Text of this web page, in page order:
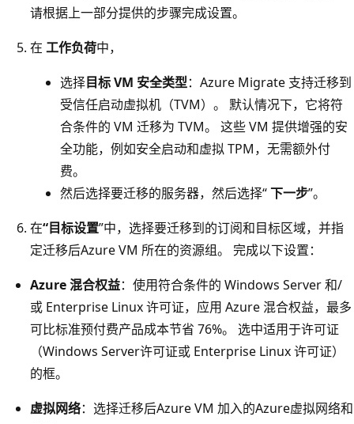
请根据上一部分提供的步骤完成设置。
在 工作负荷中，
选择目标 VM 安全类型：Azure Migrate 支持迁移到
受信任启动虚拟机（TVM）。 默认情况下，它将符
合条件的 VM 迁移为 TVM。 这些 VM 提供增强的安
全功能，例如安全启动和虚拟 TPM，无需额外付
费。
然后选择要迁移的服务器，然后选择“下一步”。
在“目标设置”中，选择要迁移到的订阅和目标区域，并指
定迁移后Azure VM 所在的资源组。 完成以下设置：
Azure 混合权益：使用符合条件的 Windows Server 和/
或 Enterprise Linux 许可证，应用 Azure 混合权益，最多
可比标准预付费产品成本节省 76%。 选中适用于许可证
（Windows Server许可证或 Enterprise Linux 许可证）
的框。
虚拟网络：选择迁移后Azure VM 加入的Azure虚拟网络和